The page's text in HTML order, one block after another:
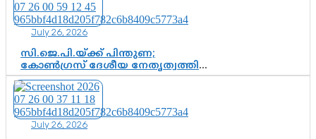
തീരുമാനം; വീണയ്‌ക്കെതിരെ
കൂടുതൽ തെളിവുകൾ പരിശോധിച്ച്
ഇഡി
July 26, 2026
സി.ജെ.പി.യ്ക്ക് പിന്തുണ;
കോൺഗ്രസ് ദേശീയ നേതൃത്വത്തിൽ
ആശങ്കയോ? പാർട്ടിക്കുള്ളിൽ
ഭിന്നാഭിപ്രായമെന്ന വിലയിരുത്തൽ
July 26, 2026